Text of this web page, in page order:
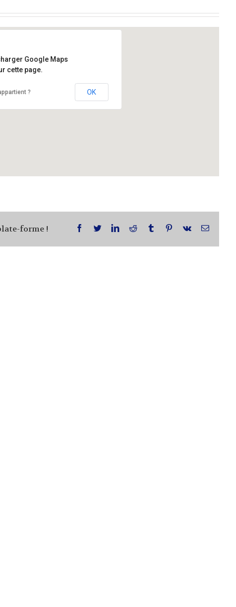
chemin de l’aéroport Alma G8B 5V2
Google Maps
cette page.
? OK
forme ! facebook
twitterlinkedinreddit tumblr pinterest
vk Email